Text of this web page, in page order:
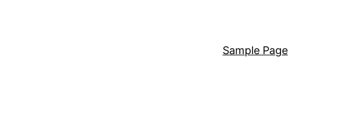
Sample Page